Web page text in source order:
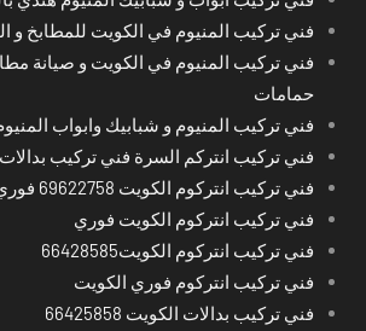
فني تركيب المنيوم في الكويت للمطابخ و
فني تركيب المنيوم في الكويت و صيانة
حمامات
فني تركيب المنيوم و شبابيك وابواب
فني تركيب انتركم السرة فني تركيب
فني تركيب انتركوم الكويت 69622758 فوري
فني تركيب انتركوم الكويت فوري
فني تركيب انتركوم الكويت66428585
فني تركيب انتركوم فوري الكويت
فني تركيب بدالات الكويت 66425858